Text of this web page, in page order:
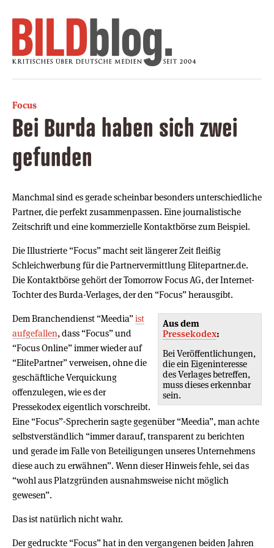
Focus
Bei Burda haben sich zwei
gefunden
Manchmal sind es gerade scheinbar besonders unterschiedliche
Partner, die perfekt zusammenpassen. Eine journalistische
Zeitschrift und eine kommerzielle Kontaktbörse zum Beispiel.
Die Illustrierte “Focus” macht seit längerer Zeit fleißig
Schleichwerbung für die Partnervermittlung Elitepartner.de.
Die Kontaktbörse gehört der Tomorrow Focus AG, der Internet-
Tochter des Burda-Verlages, der den “Focus” herausgibt.
Aus dem
Pressekodex:
Bei Veröffentlichungen,
die ein Eigeninteresse
des Verlages betreffen,
muss dieses erkennbar
sein.
Dem Branchendienst “Meedia”ist
aufgefallen, dass “Focus” und
“Focus Online” immer wieder auf
“ElitePartner” verweisen, ohne die
geschäftliche Verquickung
offenzulegen, wie es der
Pressekodex eigentlich vorschreibt.
Eine “Focus”-Sprecherin sagte gegenüber “Meedia”, man achte
selbstverständlich “immer darauf, transparent zu berichten
und gerade im Falle von Beteiligungen unseres Unternehmens
diese auch zu erwähnen”. Wenn dieser Hinweis fehle, sei das
“wohl aus Platzgründen ausnahmsweise nicht möglich
gewesen”.
Das ist natürlich nicht wahr.
Der gedruckte “Focus” hat in den vergangenen beiden Jahren